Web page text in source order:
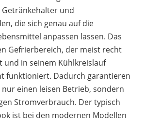
Getränkehalter und
die sich genau auf die
anpassen lassen. Das
Gefrierbereich, der meist recht
und in seinem Kühlkreislauf
funktioniert. Dadurch garantieren
einen leisen Betrieb, sondern
Stromverbrauch. Der typisch
ist bei den modernen Modellen